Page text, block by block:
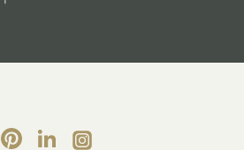
Facebook
Pinterest
LinkedIn